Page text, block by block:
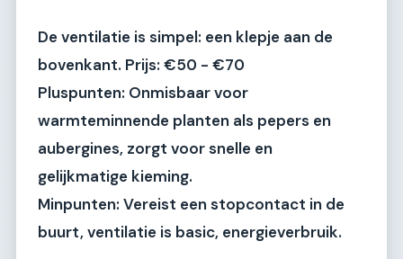
De ventilatie is simpel: een klepje aan de
bovenkant. Prijs: €50 - €70
Pluspunten: Onmisbaar voor
warmteminnende planten als pepers en
aubergines, zorgt voor snelle en
gelijkmatige kieming.
Minpunten: Vereist een stopcontact in de
buurt, ventilatie is basic, energieverbruik.